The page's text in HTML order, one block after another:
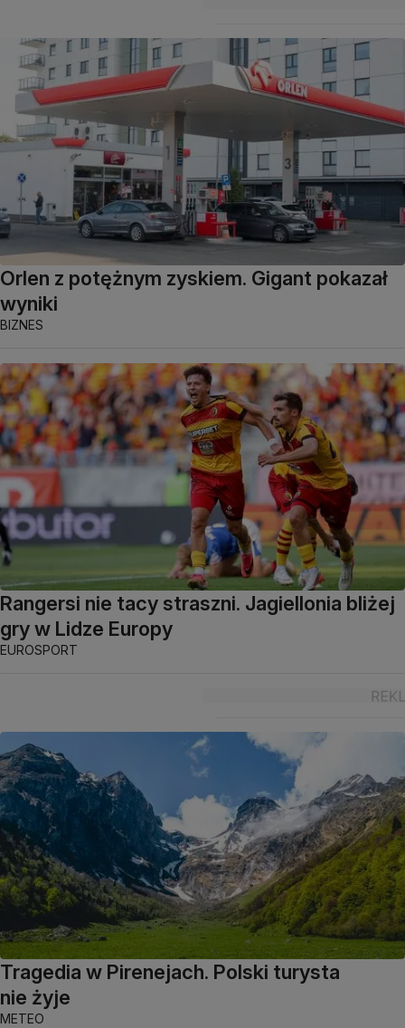
Orlen z potężnym zyskiem. Gigant pokazał
wyniki
BIZNES
Rangersi nie tacy straszni. Jagiellonia bliżej
gry w Lidze Europy
EUROSPORT
Tragedia w Pirenejach. Polski turysta
nie żyje
METEO